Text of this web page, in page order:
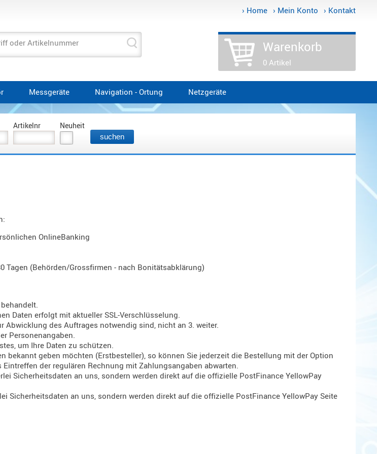
› Home › Mein Konto › Kontakt
oder Artikelnummer Warenkorb
0 Artikel
Messgeräte Navigation - Ortung Netzgeräte
Artikelnr Neuheit
OnlineBanking
Tagen (Behörden/Grossfirmen - nach Bonitätsabklärung)
Daten erfolgt mit aktueller SSL-Verschlüsselung.
Abwicklung des Auftrages notwendig sind, nicht an 3. weiter.
Personenangaben.
um Ihre Daten zu schützen.
bekannt geben möchten (Erstbesteller), so können Sie jederzeit die Bestellung mit der Option
der regulären Rechnung mit Zahlungsangaben abwarten.
Sicherheitsdaten an uns, sondern werden direkt auf die offizielle PostFinance YellowPay
Sicherheitsdaten an uns, sondern werden direkt auf die offizielle PostFinance YellowPay Seite